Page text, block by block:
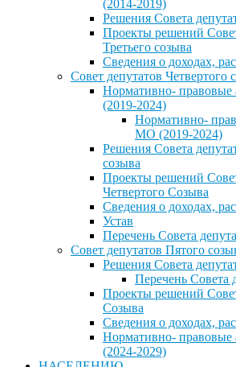
(2014-2019)
Решения Совета
Проекты решений
Третьего созыва
Сведения о доходах,
Совет депутатов Четвертого
Нормативно-
(2019-2024)
Нормативно-
МО (2019-2024)
Решения Совета
созыва
Проекты решений
Четвертого Созыва
Сведения о доходах,
Устав
Перечень Совета
Совет депутатов Пятого
Решения Совета
Перечень Совета
Проекты решений
Созыва
Сведения о доходах,
Нормативно-
(2024-2029)